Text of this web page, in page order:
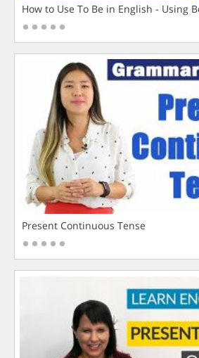
How to Use To Be in English - Using
Present Continuous Tense